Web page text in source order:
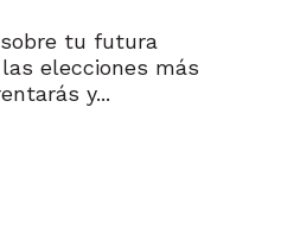
tu futura
elecciones más
y...